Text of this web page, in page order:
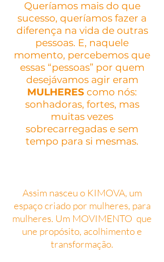
Queríamos mais do que
sucesso, queríamos fazer a
diferença na vida de outras
pessoas. E, naquele
momento, percebemos que
essas “pessoas” por quem
desejávamos agir eram
MULHERES como nós:
sonhadoras, fortes, mas
muitas vezes
sobrecarregadas e sem
tempo para si mesmas.
Assim nasceu o KIMOVA, um
espaço criado por mulheres, para
mulheres. Um MOVIMENTO que
une propósito, acolhimento e
transformação.